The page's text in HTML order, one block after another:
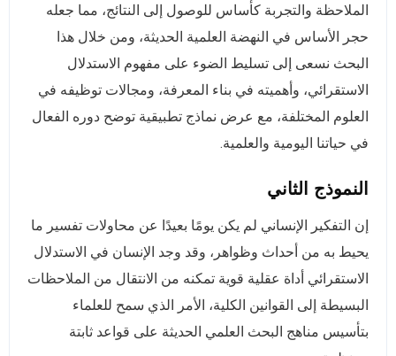
الملاحظة والتجربة كأساس للوصول إلى النتائج، مما جعله
حجر الأساس في النهضة العلمية الحديثة، ومن خلال هذا
البحث نسعى إلى تسليط الضوء على مفهوم الاستدلال
الاستقرائي، وأهميته في بناء المعرفة، ومجالات توظيفه في
العلوم المختلفة، مع عرض نماذج تطبيقية توضح دوره الفعال
في حياتنا اليومية والعلمية.
النموذج الثاني
إن التفكير الإنساني لم يكن يومًا بعيدًا عن محاولات تفسير ما
يحيط به من أحداث وظواهر، وقد وجد الإنسان في الاستدلال
الاستقرائي أداة عقلية قوية تمكنه من الانتقال من الملاحظات
البسيطة إلى القوانين الكلية، الأمر الذي سمح للعلماء
بتأسيس مناهج البحث العلمي الحديثة على قواعد ثابتة